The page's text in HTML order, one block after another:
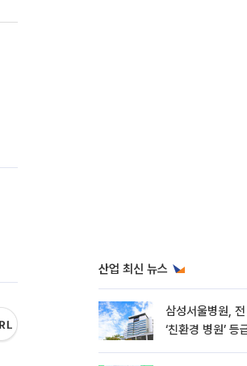
산업 최신 뉴스
삼성서울병원,
‘친환경 병원’ 등